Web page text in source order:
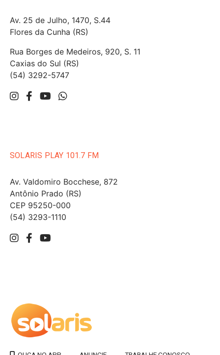
Av. 25 de Julho, 1470, S.44
Flores da Cunha (RS)
Rua Borges de Medeiros, 920, S. 11
Caxias do Sul (RS)
(54) 3292-5747
SOLARIS PLAY 101.7 FM
Av. Valdomiro Bocchese, 872
Antônio Prado (RS)
CEP 95250-000
(54) 3293-1110